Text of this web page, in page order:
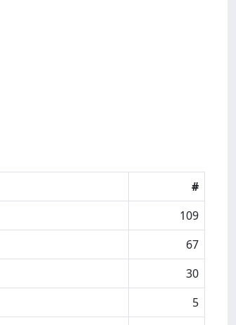
#
109
67
30
5